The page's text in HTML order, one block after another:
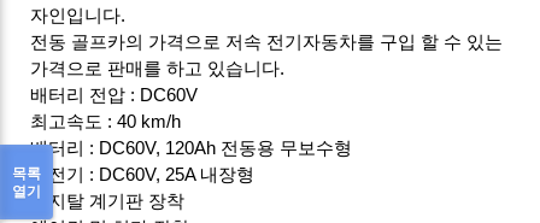
자인입니다.
전동 골프카의 가격으로 저속 전기자동차를 구입 할 수 있는
가격으로 판매를 하고 있습니다.
배터리 전압 : DC60V
최고속도 : 40 km/h
배터리 : DC60V, 120Ah 전동용 무보수형
충전기 : DC60V, 25A 내장형
디지탈 계기판 장착
목록
열기